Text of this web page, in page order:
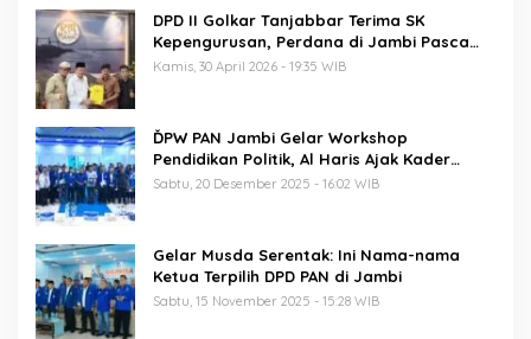
DPD II Golkar Tanjabbar Terima SK
Kepengurusan, Perdana di Jambi Pasca
Musda
Kamis, 30 April 2026 - 19:35 WIB
ĎPW PAN Jambi Gelar Workshop
Pendidikan Politik, Al Haris Ajak Kader
Perkuat Soliditas Jelang Pemilu 2029
Sabtu, 20 Desember 2025 - 16:02 WIB
Gelar Musda Serentak: Ini Nama-nama
Ketua Terpilih DPD PAN di Jambi
Sabtu, 15 November 2025 - 15:28 WIB